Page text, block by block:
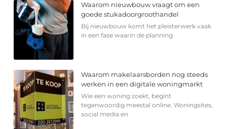
Waarom nieuwbouw vraagt om een
goede stukadoorgroothandel
Bij nieuwbouw komt het pleisterwerk vaak
in een fase waarin de planning
Waarom makelaarsborden nog steeds
werken in een digitale woningmarkt
Wie een woning zoekt, begint
tegenwoordig meestal online. Woningsites,
social media en